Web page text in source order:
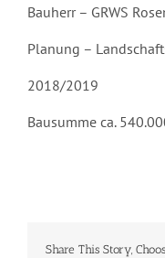
Bauherr – GRWS
Planung –
2018/2019
Bausumme ca.
Share This Story,